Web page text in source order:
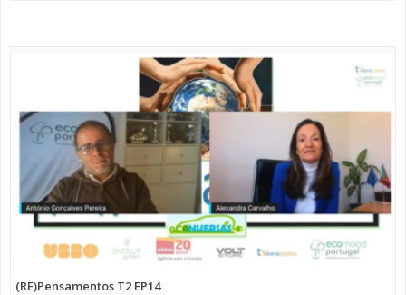
(RE)Pensamentos T2 EP14